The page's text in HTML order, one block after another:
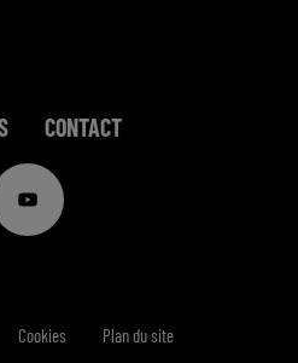
CONTACT
Cookies Plan du site